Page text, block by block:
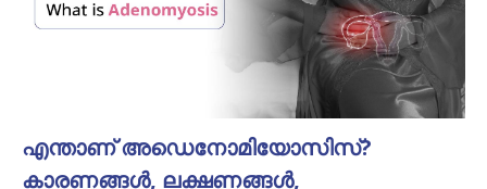
എന്താണ് അഡെനോമിയോസിസ്?
കാരണങ്ങൾ, ലക്ഷണങ്ങൾ,